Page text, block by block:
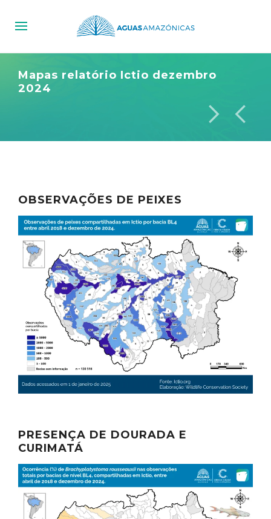
Mapas relatório Ictio dezembro
2024
OBSERVAÇÕES DE PEIXES
PRESENÇA DE DOURADA E
CURIMATÁ